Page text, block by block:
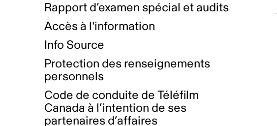
Rapport d’examen spécial et audits
Accès à l'information
Info Source
Protection des renseignements
personnels
Code de conduite de Téléfilm
Canada à l’intention de ses
partenaires d’affaires